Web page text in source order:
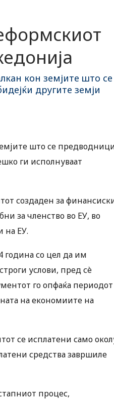
кон земјите што се
другите земји
што се
ги исполнуваат
создаден за
за членство во ЕУ, во
на ЕУ.
година со цел да им
услови, пред сè
го опфаќа периодот
на економиите на
се исплатени само
средства завршиле
процес,